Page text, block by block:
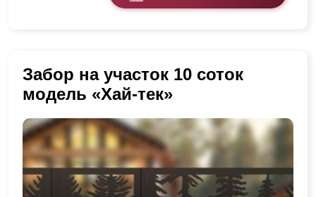
Забор на участок 10 соток
модель «Хай-тек»